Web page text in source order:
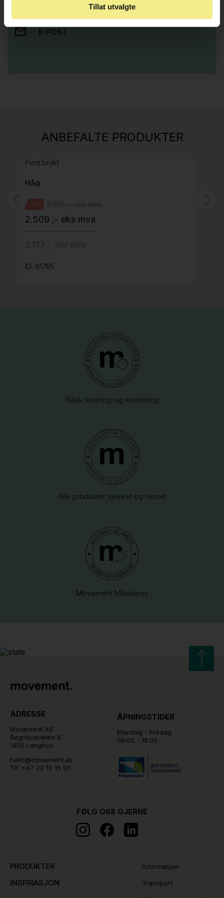
Tillat utvalgte
RING OSS PÅ 22 15 15 00
E-POST
ANBEFALTE PRODUKTER
Pent brukt
Håg
-15%
2.509 ,- eks mva
ID: 61785
Rask levering og montering
Alle produkter sjekket og renset
Movement Miljøbevis
ADRESSE
Movement AS
Regnbueveien 9
1405 Langhus
hello@movement.as
Tlf. +47 22 15 15 00
ÅPNINGSTIDER
Mandag - Fredag
08:00 - 16:00
PRODUKTER
INSPIRASJON
Informasjon
Transport
FØLG OSS GJERNE